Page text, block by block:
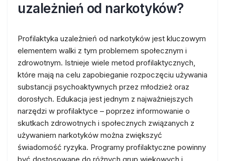
uzależnień od narkotyków?
Profilaktyka uzależnień od narkotyków jest kluczowym
elementem walki z tym problemem społecznym i
zdrowotnym. Istnieje wiele metod profilaktycznych,
które mają na celu zapobieganie rozpoczęciu używania
substancji psychoaktywnych przez młodzież oraz
dorosłych. Edukacja jest jednym z najważniejszych
narzędzi w profilaktyce – poprzez informowanie o
skutkach zdrowotnych i społecznych związanych z
używaniem narkotyków można zwiększyć
świadomość ryzyka. Programy profilaktyczne powinny